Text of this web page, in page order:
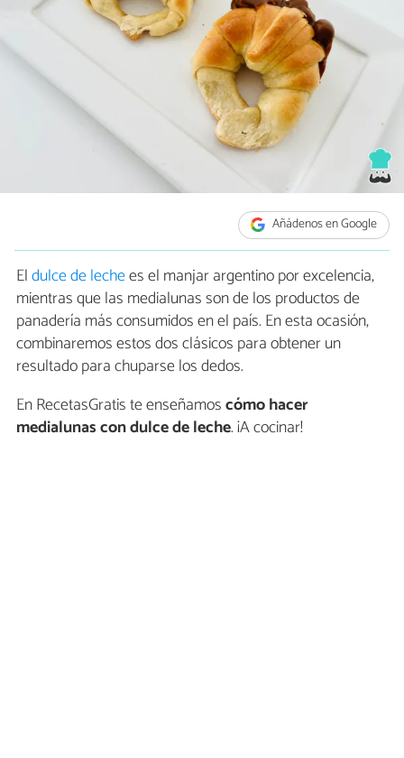
Añádenos en Google
Eldulce de lechees el manjar argentino por excelencia,
mientras que las medialunas son de los productos de
panadería más consumidos en el país. En esta ocasión,
combinaremos estos dos clásicos para obtener un
resultado para chuparse los dedos.
En RecetasGratis te enseñamoscómo hacer
medialunas con dulce de leche. ¡A cocinar!